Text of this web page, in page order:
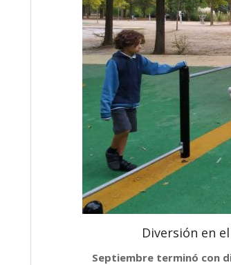
Diversión en
Septiembre terminó con